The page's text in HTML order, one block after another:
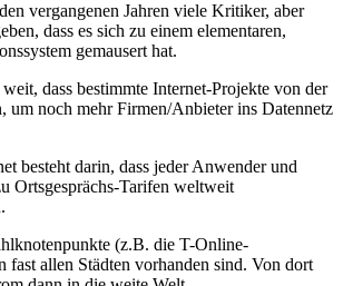
vergangenen Jahren viele Kritiker, aber
dass es sich zu einem elementaren,
gemausert hat.
dass bestimmte Internet-Projekte von der
um noch mehr Firmen/Anbieter ins Datennetz
besteht darin, dass jeder Anwender und
Ortsgesprächs-Tarifen weltweit
(z.B. die T-Online-
fast allen Städten vorhanden sind. Von dort